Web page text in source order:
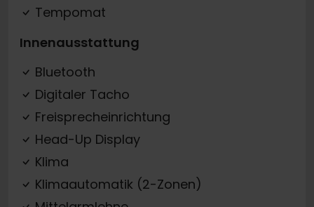
Tempomat
Innenausstattung
Bluetooth
Digitaler Tacho
Freisprecheinrichtung
Head-Up Display
Klima
Klimaautomatik (2-Zonen)